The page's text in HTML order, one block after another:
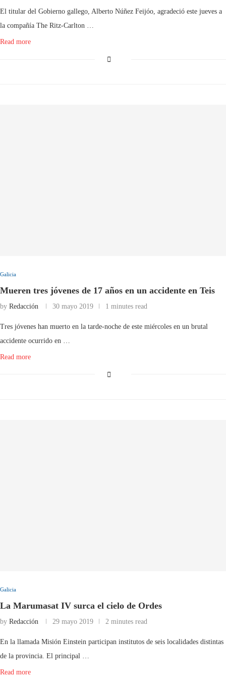
El titular del Gobierno gallego, Alberto Núñez Feijóo, agradeció este jueves a
la compañía The Ritz-Carlton …
Read more
Galicia
Mueren tres jóvenes de 17 años en un accidente en Teis
by Redacción 30 mayo 2019 1 minutes read
Tres jóvenes han muerto en la tarde-noche de este miércoles en un brutal
accidente ocurrido en …
Read more
Galicia
La Marumasat IV surca el cielo de Ordes
by Redacción 29 mayo 2019 2 minutes read
En la llamada Misión Einstein participan institutos de seis localidades distintas
de la provincia. El principal …
Read more